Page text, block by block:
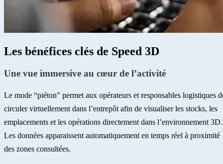
Les bénéfices clés de Speed 3D
Une vue immersive au cœur de l’activité
Le mode “piéton” permet aux opérateurs et responsables logistiques
circuler virtuellement dans l’entrepôt afin de visualiser les stocks, les
emplacements et les opérations directement dans l’environnement 3D.
Les données apparaissent automatiquement en temps réel à proximité
des zones consultées.